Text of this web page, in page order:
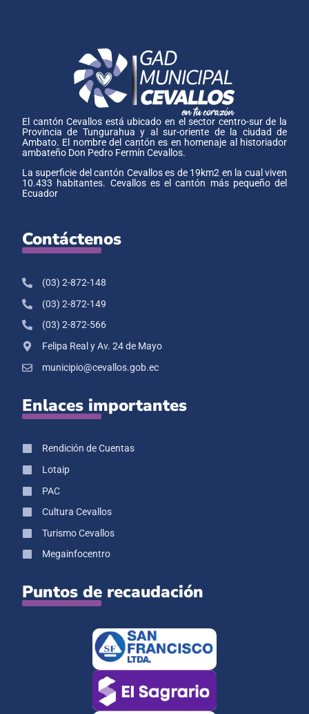
El cantón Cevallos está ubicado en el sector centro-sur de la
Provincia de Tungurahua y al sur-oriente de la ciudad de
Ambato. El nombre del cantón es en homenaje al historiador
ambateño Don Pedro Fermín Cevallos.
La superficie del cantón Cevallos es de 19km2 en la cual viven
10.433 habitantes. Cevallos es el cantón más pequeño del
Ecuador
Contáctenos
(03) 2-872-148
(03) 2-872-149
(03) 2-872-566
Felipa Real y Av. 24 de Mayo
municipio@cevallos.gob.ec
Enlaces importantes
Rendición de Cuentas
Lotaip
PAC
Cultura Cevallos
Turismo Cevallos
Megainfocentro
Puntos de recaudación